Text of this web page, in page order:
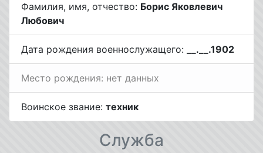
Фамилия, имя, отчество: Борис Яковлевич
Любович
Дата рождения военнослужащего: __.__.1902
Место рождения: нет данных
Воинское звание: техник
Служба